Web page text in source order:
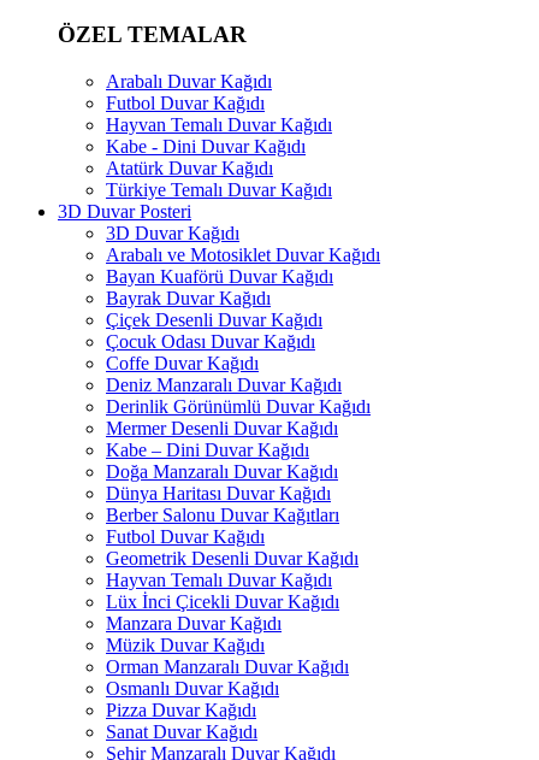
ÖZEL TEMALAR
Arabalı Duvar Kağıdı
Futbol Duvar Kağıdı
Hayvan Temalı Duvar Kağıdı
Kabe - Dini Duvar Kağıdı
Atatürk Duvar Kağıdı
Türkiye Temalı Duvar Kağıdı
3D Duvar Posteri
3D Duvar Kağıdı
Arabalı ve Motosiklet Duvar Kağıdı
Bayan Kuaförü Duvar Kağıdı
Bayrak Duvar Kağıdı
Çiçek Desenli Duvar Kağıdı
Çocuk Odası Duvar Kağıdı
Coffe Duvar Kağıdı
Deniz Manzaralı Duvar Kağıdı
Derinlik Görünümlü Duvar Kağıdı
Mermer Desenli Duvar Kağıdı
Kabe – Dini Duvar Kağıdı
Doğa Manzaralı Duvar Kağıdı
Dünya Haritası Duvar Kağıdı
Berber Salonu Duvar Kağıtları
Futbol Duvar Kağıdı
Geometrik Desenli Duvar Kağıdı
Hayvan Temalı Duvar Kağıdı
Lüx İnci Çicekli Duvar Kağıdı
Manzara Duvar Kağıdı
Müzik Duvar Kağıdı
Orman Manzaralı Duvar Kağıdı
Osmanlı Duvar Kağıdı
Pizza Duvar Kağıdı
Sanat Duvar Kağıdı
Şehir Manzaralı Duvar Kağıdı